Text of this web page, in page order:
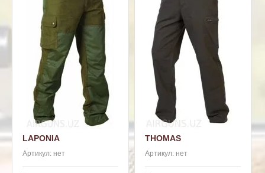
LAPONIA
Артикул: нет
THOMAS
Артикул:нет